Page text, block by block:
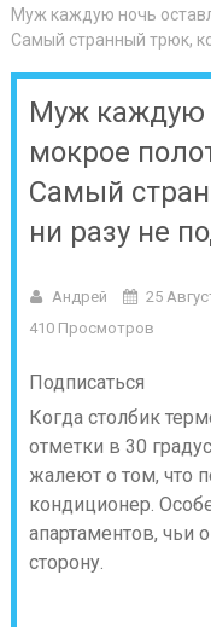
Муж каждую ночь
Самый странный трюк,
Муж каждую
мокрое
Самый
ни разу не
Андрей 25
410 Просмотров
Подписаться
Когда столбик
отметки в 30
жалеют о том, что
кондиционер.
апартаментов, чьи
сторону.